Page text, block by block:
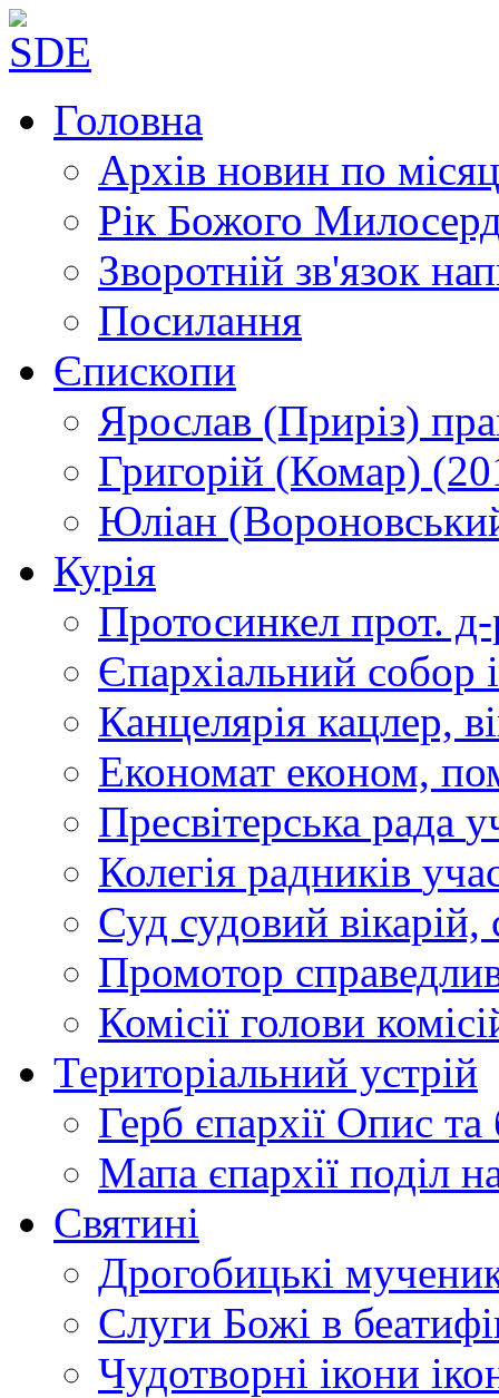
Головна
Архів новин по
Рік Божого
Зворотній зв'язок
Посилання
Єпископи
Ярослав (Приріз)
Григорій (Комар)
Юліан
Курія
Протосинкел прот.
Єпархіальний собор
Канцелярія кацлер,
Економат економ,
Пресвітерська рада
Колегія радників
Суд судовий вікарій,
Промотор
Комісії голови
Територіальний устрій
Герб єпархії Опис та
Мапа єпархії поділ
Святині
Дрогобицькі
Слуги Божі в
Чудотворні ікони